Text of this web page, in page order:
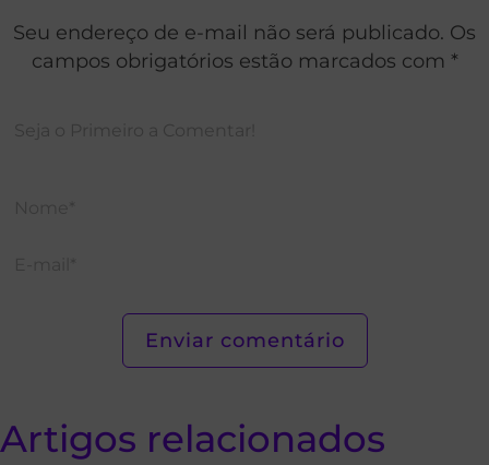
Seu endereço de e-mail não será publicado. Os
campos obrigatórios estão marcados com *
Artigos relacionados